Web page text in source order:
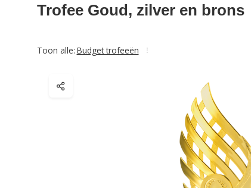
Trofee Goud, zilver en brons
Toon alle: Budget trofeeën